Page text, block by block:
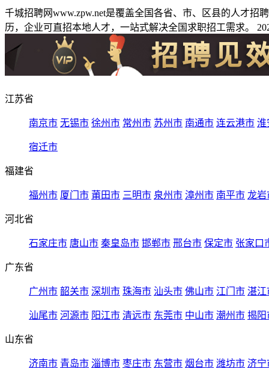
千城招聘网www.zpw.net是覆盖全国各省、市、区县的人才
历，企业可直招本地人才，一站式解决全国求职招工需求。
江苏省
南京市 无锡市 徐州市 常州市 苏州市 南通市 连云港市 淮
宿迁市
福建省
福州市 厦门市 莆田市 三明市 泉州市 漳州市 南平市 龙岩
河北省
石家庄市 唐山市 秦皇岛市 邯郸市 邢台市 保定市 张家口
广东省
广州市 韶关市 深圳市 珠海市 汕头市 佛山市 江门市 湛江
汕尾市 河源市 阳江市 清远市 东莞市 中山市 潮州市 揭阳
山东省
济南市 青岛市 淄博市 枣庄市 东营市 烟台市 潍坊市 济宁